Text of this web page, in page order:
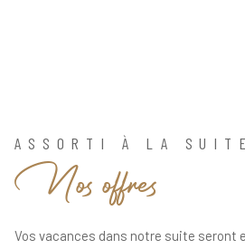
ASSORTI À LA SUITE
Nos offres
Vos vacances dans notre suite seront